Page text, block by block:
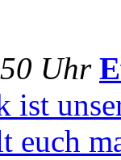
Uhr
ist
euch